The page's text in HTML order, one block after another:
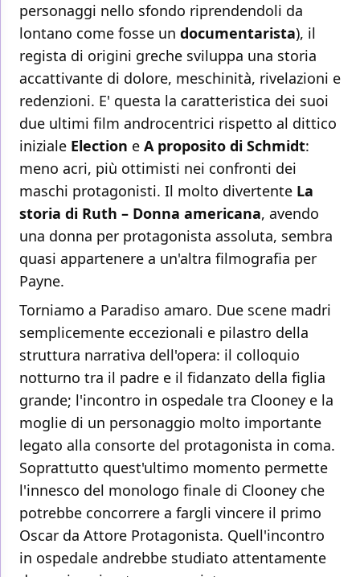
personaggi nello sfondo riprendendoli da
lontano come fosse un documentarista), il
regista di origini greche sviluppa una storia
accattivante di dolore, meschinità, rivelazioni e
redenzioni. E' questa la caratteristica dei suoi
due ultimi film androcentrici rispetto al dittico
iniziale Election e A proposito di Schmidt:
meno acri, più ottimisti nei confronti dei
maschi protagonisti. Il molto divertente La
storia di Ruth – Donna americana, avendo
una donna per protagonista assoluta, sembra
quasi appartenere a un'altra filmografia per
Payne.
Torniamo a Paradiso amaro. Due scene madri
semplicemente eccezionali e pilastro della
struttura narrativa dell'opera: il colloquio
notturno tra il padre e il fidanzato della figlia
grande; l'incontro in ospedale tra Clooney e la
moglie di un personaggio molto importante
legato alla consorte del protagonista in coma.
Soprattutto quest'ultimo momento permette
l'innesco del monologo finale di Clooney che
potrebbe concorrere a fargli vincere il primo
Oscar da Attore Protagonista. Quell'incontro
in ospedale andrebbe studiato attentamente